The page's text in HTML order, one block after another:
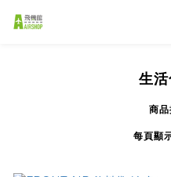
生
商
每頁顯